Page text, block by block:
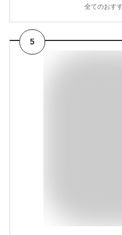
全てのおす
5